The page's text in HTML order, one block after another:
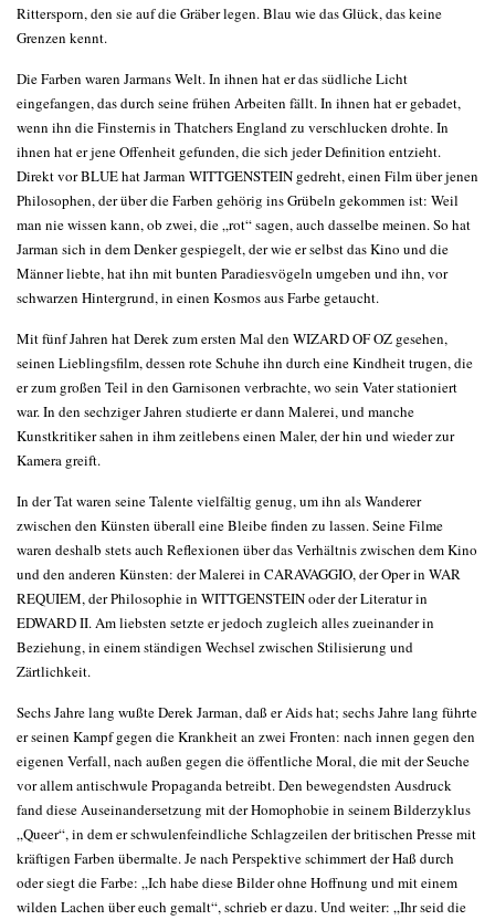
Rittersporn, den sie auf die Gräber legen. Blau wie das Glück, das keine
Grenzen kennt.
Die Farben waren Jarmans Welt. In ihnen hat er das südliche Licht
eingefangen, das durch seine frühen Arbeiten fällt. In ihnen hat er gebadet,
wenn ihn die Finsternis in Thatchers England zu verschlucken drohte. In
ihnen hat er jene Offenheit gefunden, die sich jeder Definition entzieht.
Direkt vor BLUE hat Jarman WITTGENSTEIN gedreht, einen Film über jenen
Philosophen, der über die Farben gehörig ins Grübeln gekommen ist: Weil
man nie wissen kann, ob zwei, die „rot“ sagen, auch dasselbe meinen. So hat
Jarman sich in dem Denker gespiegelt, der wie er selbst das Kino und die
Männer liebte, hat ihn mit bunten Paradiesvögeln umgeben und ihn, vor
schwarzen Hintergrund, in einen Kosmos aus Farbe getaucht.
Mit fünf Jahren hat Derek zum ersten Mal den WIZARD OF OZ gesehen,
seinen Lieblingsfilm, dessen rote Schuhe ihn durch eine Kindheit trugen, die
er zum großen Teil in den Garnisonen verbrachte, wo sein Vater stationiert
war. In den sechziger Jahren studierte er dann Malerei, und manche
Kunstkritiker sahen in ihm zeitlebens einen Maler, der hin und wieder zur
Kamera greift.
In der Tat waren seine Talente vielfältig genug, um ihn als Wanderer
zwischen den Künsten überall eine Bleibe finden zu lassen. Seine Filme
waren deshalb stets auch Reflexionen über das Verhältnis zwischen dem Kino
und den anderen Künsten: der Malerei in CARAVAGGIO, der Oper in WAR
REQUIEM, der Philosophie in WITTGENSTEIN oder der Literatur in
EDWARD II. Am liebsten setzte er jedoch zugleich alles zueinander in
Beziehung, in einem ständigen Wechsel zwischen Stilisierung und
Zärtlichkeit.
Sechs Jahre lang wußte Derek Jarman, daß er Aids hat; sechs Jahre lang führte
er seinen Kampf gegen die Krankheit an zwei Fronten: nach innen gegen den
eigenen Verfall, nach außen gegen die öffentliche Moral, die mit der Seuche
vor allem antischwule Propaganda betreibt. Den bewegendsten Ausdruck
fand diese Auseinandersetzung mit der Homophobie in seinem Bilderzyklus
„Queer“, in dem er schwulenfeindliche Schlagzeilen der britischen Presse mit
kräftigen Farben übermalte. Je nach Perspektive schimmert der Haß durch
oder siegt die Farbe: „Ich habe diese Bilder ohne Hoffnung und mit einem
wilden Lachen über euch gemalt“, schrieb er dazu. Und weiter: „Ihr seid die